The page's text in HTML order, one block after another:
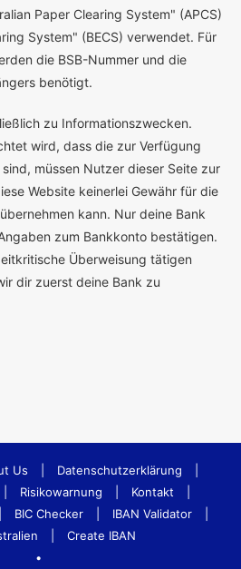
Paper Clearing System" (APCS)
System" (BECS) verwendet. Für
die BSB-Nummer und die
benötigt.
zu Informationszwecken.
wird, dass die zur Verfügung
müssen Nutzer dieser Seite zur
Website keinerlei Gewähr für die
kann. Nur deine Bank
zum Bankkonto bestätigen.
Überweisung tätigen
dir zuerst deine Bank zu
Us Datenschutzerklärung
Risikowarnung Kontakt
BIC Checker IBAN Validator
Create IBAN
•